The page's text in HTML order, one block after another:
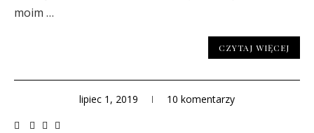
moim …
CZYTAJ WIĘCEJ
lipiec 1, 2019 10 komentarzy